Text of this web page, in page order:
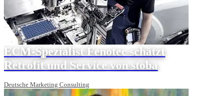
ECM-Spezialist Fenotec schätzt
Retrofit und Service von stoba
Deutsche Marketing Consulting